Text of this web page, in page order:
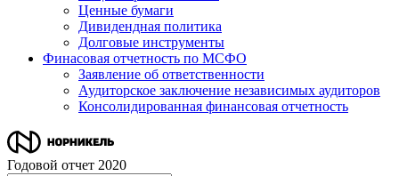
Ценные бумаги
Дивидендная политика
Долговые инструменты
Финасовая отчетность по МСФО
Заявление об ответственности
Аудиторское заключение независимых аудиторов
Консолидированная финансовая отчетность
Годовой отчет 2020